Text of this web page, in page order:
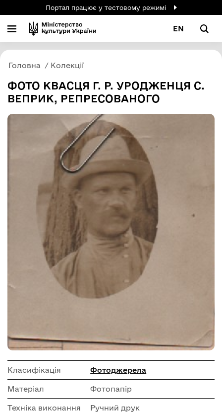
Портал працює у тестовому режимі
EN
Головна Колекції
ФОТО КВАСЦЯ Г. Р. УРОДЖЕНЦЯ С.
ВЕПРИК, РЕПРЕСОВАНОГО
Класифікація Фотоджерела
Матеріал Фотопапір
Техніка виконання Ручний друк